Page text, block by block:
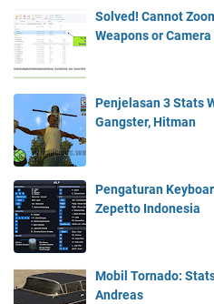
Solved! Cannot
Weapons or Camera
Penjelasan 3 Stats
Gangster, Hitman
Pengaturan
Zepetto Indonesia
Mobil Tornado:
Andreas